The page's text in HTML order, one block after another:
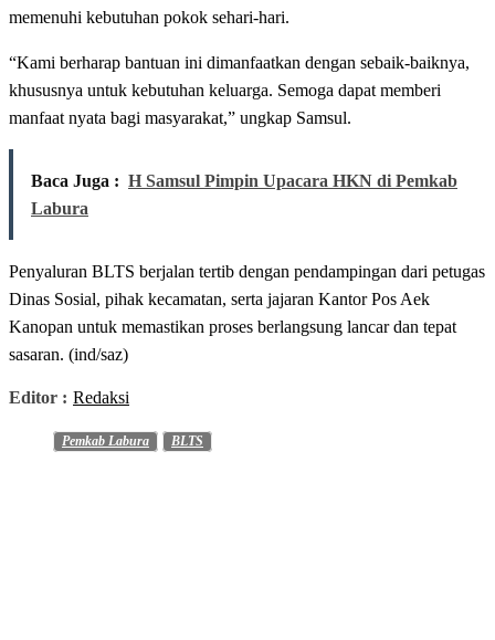
memenuhi kebutuhan pokok sehari-hari.
“Kami berharap bantuan ini dimanfaatkan dengan sebaik-baiknya,
khususnya untuk kebutuhan keluarga. Semoga dapat memberi
manfaat nyata bagi masyarakat,” ungkap Samsul.
Baca Juga : H Samsul Pimpin Upacara HKN di Pemkab
Labura
Penyaluran BLTS berjalan tertib dengan pendampingan dari petugas
Dinas Sosial, pihak kecamatan, serta jajaran Kantor Pos Aek
Kanopan untuk memastikan proses berlangsung lancar dan tepat
sasaran. (ind/saz)
Editor : Redaksi
Pemkab Labura BLTS